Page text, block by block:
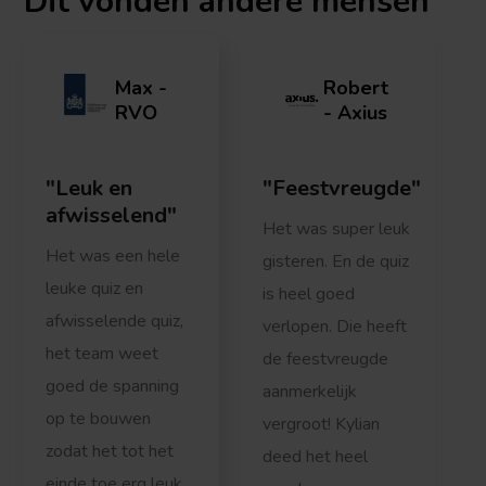
Max -
RVO
Leuk en
afwisselend
Het was een hele
leuke quiz en
afwisselende quiz,
het team weet
goed de spanning
op te bouwen
zodat het tot het
Robert
- Axius
Feestvreugde
Het was super leuk
gisteren. En de quiz
is heel goed
verlopen. Die heeft
de feestvreugde
aanmerkelijk
vergroot! Kylian
deed het heel